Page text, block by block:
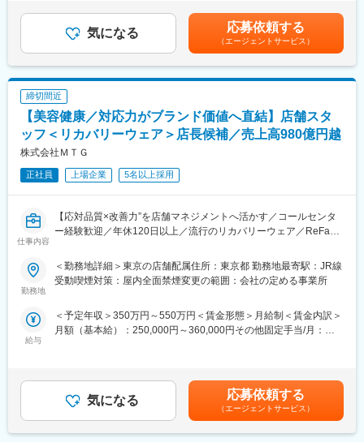
・休暇：完全週休2日制、年休120日
■キャリアについて：
ご経験や志向に応じ店長業務、SV、店舗開発など幅広い職種へキ
ャリアアップを目指すチャンスがあります。
ReFaを輩出した同社の新ブランドになるため、注目度は一層高
く、「ReD」は新ブランドながら、国内市場で急成長を遂げてお
り今後も直営店舗の拡大を予定しています。その為、スーパーバ
イザーとして複数店舗を統括、複数店舗の店長として広い範囲キ
ャリアの幅を広げていける環境です。
変更の範囲：会社の定める業務
■『ReFa GINZA』のミッション
ご来店いただいたお客様にRefaの世界観や商品の魅力を体感いた
いるだけで心が高揚するようなブランドになることを目指してお
ります。
また世界の名だたる高級ブランドが軒を連ねる銀座に店舗を構
え、
日本を代表するジャパンビューティーブランドとして世界に認知
きます。
1）接客・販売
3）顧客・在庫管理
んでいただきます。その後、スタッフ育成・シフト管理・売上管
理・商品管理・広告企画など、フロアごとの責任者やカテゴリー
社1年後、2回目以降は1月と7月）■その他固定手当：エリア手当
賃金はあくまでも目安の金額であり、選考を通じて上下する可能
性があります。月給(月額)は固定手当を含めた表記です。
気になる 応募依頼する
（エージェントサービス）
締切間近
【美容健康／対応力がブランド価値へ直結】店舗スタ
ッフ＜リカバリーウェア＞店長候補／売上高980億円越
株式会社ＭＴＧ
正社員 上場企業 5名以上採用
仕事内容
【応対品質×改善力”を店舗マネジメントへ活かす／コールセンタ
ー経験歓迎／年休120日以上／流行のリカバリーウェア／ReFa・
メーカー】
■ミッション
て、店舗運営全般および販売業務をお任せします。ブランドの体
現者として接客品質を高めながら、スタッフ育成を軸にリカバリ
(1)スタッフの教育・育成、マネジメント（研修設計、ロープレ、
フィードバック運用）
(2)店舗状況の分析に基づく売上拡大施策の立案・実行
(3)店舗運営方針・オペレーションの構築
勤務地
＜勤務地詳細＞東京の店舗配属住所：東京都 勤務地最寄駅：JR線
受動喫煙対策：屋内全面禁煙変更の範囲：会社の定める事業所
給与
＜予定年収＞350万円～550万円＜賃金形態＞月給制＜賃金内訳＞
月額（基本給）：250,000円～360,000円その他固定手当/月：
社1年後、2回目以降は1月と7月）■その他固定手当：エリア手当※
社内規定に準ずる：管理監督者手当、役割給、家族手当、単身赴
任手当、資格手当賃金はあくまでも目安の金額であり、選考を通
じて上下する可能性があります。月給(月額)は固定手当を含めた表
気になる 応募依頼する
（エージェントサービス）